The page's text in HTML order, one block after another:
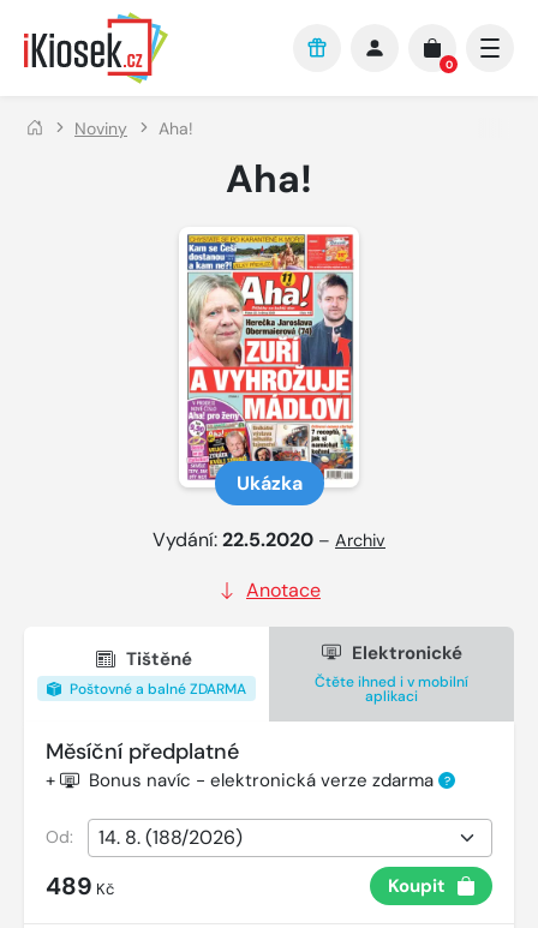
Přejít na hlavní obsah
0
Noviny Aha!
Aha!
Ukázka
Vydání:22.5.2020 – Archiv
Anotace
Tištěné
Poštovné a balné ZDARMA
Elektronické
Čtěte ihned i v mobilní
aplikaci
Měsíční předplatné
+ Bonus navíc - elektronická verze zdarma ?
Od:
489 Kč Koupit